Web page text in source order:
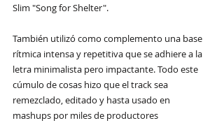
Slim "Song for Shelter".
También utilizó como complemento una base
rítmica intensa y repetitiva que se adhiere a la
letra minimalista pero impactante. Todo este
cúmulo de cosas hizo que el track sea
remezclado, editado y hasta usado en
mashups por miles de productores